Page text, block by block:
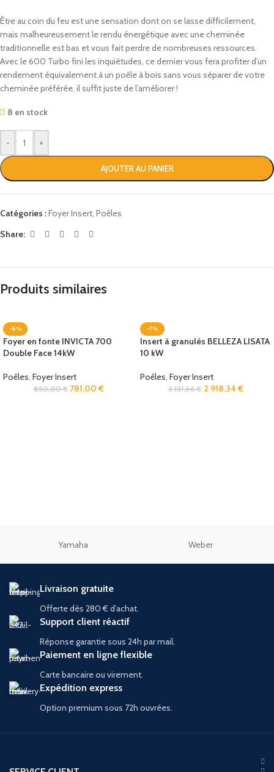
Être au coin du feu est une sensation dont on se lasse difficilement,
mais malheureusement le rendu énergétique avec une cheminée
traditionnelle est bas et vous fait perdre de nombreuses ressources.
Avec le 600 Turbo fini les inquiétudes, ce dernier vous fera profiter d’un
rendement équivalement à un poêle à bois sans vous séparer de votre
cheminée préférée, il suffit juste de l’améliorer !
8 en stock
- +
AJOUTER AU PANIER
Catégories :Foyer Insert Poêles
Share:
Produits similaires
-8%
Foyer en fonte INVICTA 700
Double Face 14kW
Poêles Foyer Insert
850,00€ 781,00 €
-7%
Insert à granulés BELLEZA LISATA
10 kW
Poêles Foyer Insert
3 131,66€ 2 918,34 €
Yamaha Weber
Livraison gratuite
Offerte dès 280 € d’achat.
Support client réactif
Réponse garantie sous 24h par mail.
Paiement en ligne flexible
Carte bancaire ou virement.
Expédition express
Option premium sous 72h ouvrées.